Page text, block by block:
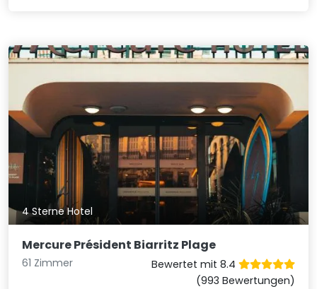
4 Sterne Hotel
Mercure Président Biarritz Plage
61 Zimmer
Bewertet mit 8.4
(993 Bewertungen)